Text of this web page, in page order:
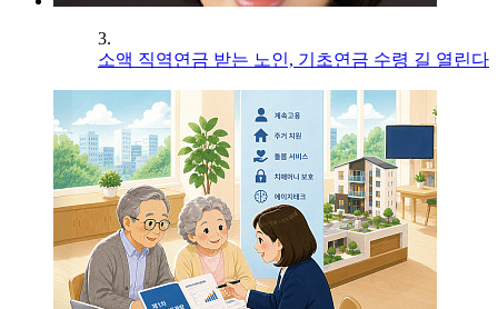
3.
소액 직역연금 받는 노인, 기초연금 수령 길 열린다